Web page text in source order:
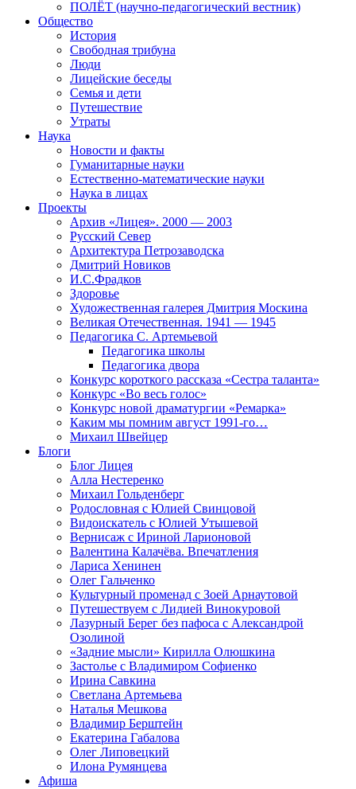
ПОЛЁТ (научно-педагогический вестник)
Общество
История
Свободная трибуна
Люди
Лицейские беседы
Семья и дети
Путешествие
Утраты
Наука
Новости и факты
Гуманитарные науки
Естественно-математические науки
Наука в лицах
Проекты
Архив «Лицея». 2000 — 2003
Русский Север
Архитектура Петрозаводска
Дмитрий Новиков
И.С.Фрадков
Здоровье
Художественная галерея Дмитрия Москина
Великая Отечественная. 1941 — 1945
Педагогика С. Артемьевой
Педагогика школы
Педагогика двора
Конкурс короткого рассказа «Сестра таланта»
Конкурс «Во весь голос»
Конкурс новой драматургии «Ремарка»
Каким мы помним август 1991-го…
Михаил Швейцер
Блоги
Блог Лицея
Алла Нестеренко
Михаил Гольденберг
Родословная с Юлией Свинцовой
Видоискатель с Юлией Утышевой
Вернисаж с Ириной Ларионовой
Валентина Калачёва. Впечатления
Лариса Хенинен
Олег Гальченко
Культурный променад с Зоей Арнаутовой
Путешествуем с Лидией Винокуровой
Лазурный Берег без пафоса с Александрой
Озолиной
«Задние мысли» Кирилла Олюшкина
Застолье с Владимиром Софиенко
Ирина Савкина
Светлана Артемьева
Наталья Мешкова
Владимир Берштейн
Екатерина Габалова
Олег Липовецкий
Илона Румянцева
Афиша